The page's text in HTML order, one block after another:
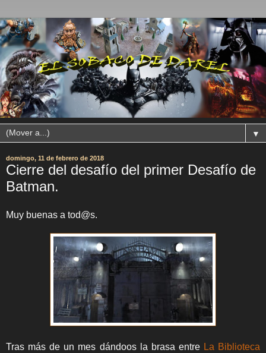
▼
domingo, 11 de febrero de 2018
Cierre del desafío del primer Desafío de
Batman.
Muy buenas a tod@s.
Tras más de un mes dándoos la brasa entre La Biblioteca